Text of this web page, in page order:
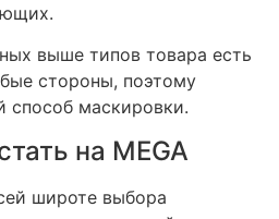
выше типов товара есть
стороны, поэтому
способ маскировки.
на MEGA
широте выбора